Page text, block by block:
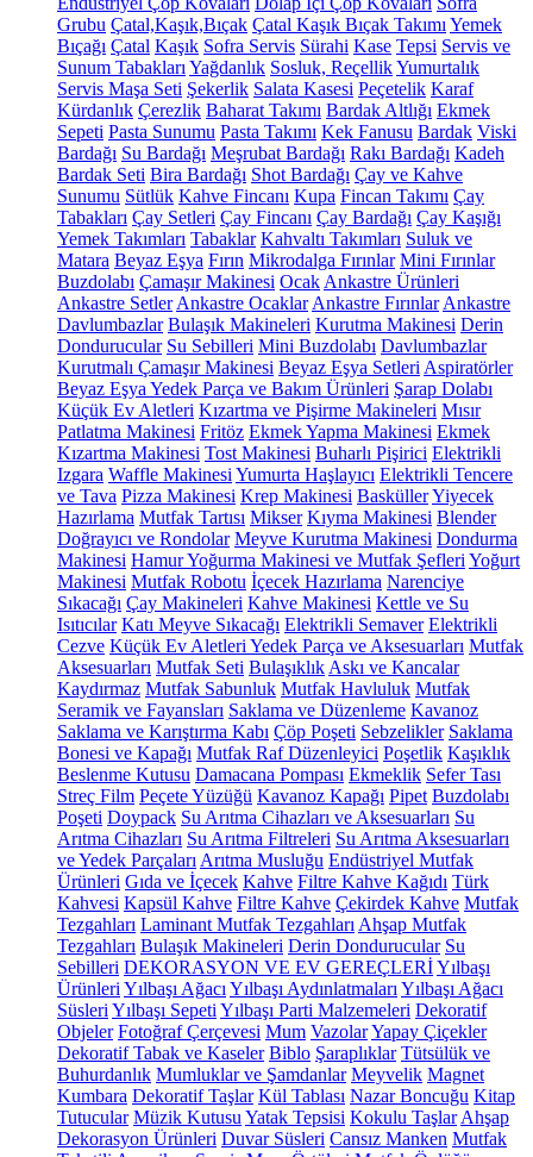
Grubu Çatal,Kaşık,Bıçak Çatal Kaşık Bıçak Takımı Yemek
Bıçağı Çatal Kaşık Sofra Servis Sürahi Kase Tepsi Servis ve
Sunum Tabakları Yağdanlık Sosluk, ReçellikYumurtalık
Servis Maşa Seti Şekerlik Salata Kasesi Peçetelik Karaf
Kürdanlık Çerezlik Baharat Takımı Bardak Altlığı Ekmek
Sepeti Pasta Sunumu Pasta Takımı Kek Fanusu Bardak Viski
Bardağı Su Bardağı Meşrubat Bardağı Rakı Bardağı Kadeh
Bardak Seti Bira Bardağı Shot Bardağı Çay ve Kahve
Sunumu Sütlük Kahve Fincanı Kupa Fincan Takımı Çay
Tabakları Çay Setleri Çay Fincanı Çay Bardağı Çay Kaşığı
Yemek Takımları Tabaklar Kahvaltı Takımları Suluk ve
Matara Beyaz Eşya Fırın Mikrodalga Fırınlar Mini Fırınlar
Buzdolabı Çamaşır Makinesi Ocak Ankastre Ürünleri
Ankastre Setler Ankastre Ocaklar Ankastre Fırınlar Ankastre
Davlumbazlar Bulaşık Makineleri Kurutma Makinesi Derin
Dondurucular Su Sebilleri Mini Buzdolabı Davlumbazlar
Kurutmalı Çamaşır Makinesi Beyaz Eşya Setleri Aspiratörler
Beyaz Eşya Yedek Parça ve Bakım Ürünleri Şarap Dolabı
Küçük Ev Aletleri Kızartma ve Pişirme Makineleri Mısır
Patlatma Makinesi Fritöz Ekmek Yapma Makinesi Ekmek
Kızartma Makinesi Tost Makinesi Buharlı Pişirici Elektrikli
Izgara Waffle Makinesi Yumurta Haşlayıcı Elektrikli Tencere
ve Tava Pizza Makinesi Krep Makinesi BasküllerYiyecek
Hazırlama Mutfak Tartısı Mikser Kıyma Makinesi Blender
Doğrayıcı ve Rondolar Meyve Kurutma Makinesi Dondurma
Makinesi Hamur Yoğurma Makinesi ve Mutfak Şefleri Yoğurt
Makinesi Mutfak Robotu İçecek Hazırlama Narenciye
Sıkacağı Çay Makineleri Kahve Makinesi Kettle ve Su
Isıtıcılar Katı Meyve Sıkacağı Elektrikli Semaver Elektrikli
Cezve Küçük Ev Aletleri Yedek Parça ve Aksesuarları Mutfak
Aksesuarları Mutfak Seti Bulaşıklık Askı ve Kancalar
Kaydırmaz Mutfak Sabunluk Mutfak Havluluk Mutfak
Seramik ve Fayansları Saklama ve Düzenleme Kavanoz
Saklama ve Karıştırma Kabı Çöp Poşeti Sebzelikler Saklama
Bonesi ve Kapağı Mutfak Raf Düzenleyici Poşetlik Kaşıklık
Beslenme Kutusu Damacana Pompası Ekmeklik Sefer Tası
Streç Film Peçete Yüzüğü Kavanoz Kapağı Pipet Buzdolabı
Poşeti Doypack Su Arıtma Cihazları ve Aksesuarları Su
Arıtma Cihazları Su Arıtma Filtreleri Su Arıtma Aksesuarları
ve Yedek Parçaları Arıtma Musluğu Endüstriyel Mutfak
Ürünleri Gıda ve İçecek Kahve Filtre Kahve Kağıdı Türk
Kahvesi Kapsül Kahve Filtre Kahve Çekirdek Kahve Mutfak
Tezgahları Laminant Mutfak Tezgahları Ahşap Mutfak
Tezgahları Bulaşık Makineleri Derin Dondurucular Su
Sebilleri DEKORASYON VE EV GEREÇLERİYılbaşı
Ürünleri Yılbaşı Ağacı Yılbaşı Aydınlatmaları Yılbaşı Ağacı
Süsleri Yılbaşı Sepeti Yılbaşı Parti Malzemeleri Dekoratif
Objeler Fotoğraf Çerçevesi Mum VazolarYapay Çiçekler
Dekoratif Tabak ve Kaseler Biblo Şaraplıklar Tütsülük ve
Buhurdanlık Mumluklar ve Şamdanlar Meyvelik Magnet
Kumbara Dekoratif Taşlar Kül Tablası Nazar Boncuğu Kitap
Tutucular Müzik Kutusu Yatak Tepsisi Kokulu Taşlar Ahşap
Dekorasyon Ürünleri Duvar Süsleri Cansız Manken Mutfak